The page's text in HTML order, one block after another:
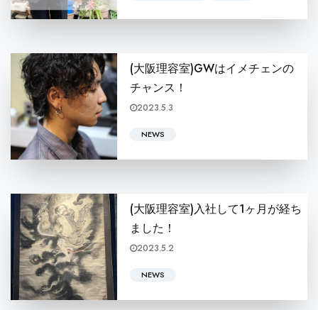
(大阪理容室)GWはイメチェンの
チャンス！
2023.5.3
NEWS
(大阪理容室)入社して1ヶ月が経ち
ました！
2023.5.2
NEWS